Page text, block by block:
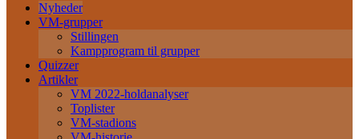
Nyheder
VM-grupper
Stillingen
Kampprogram til grupper
Quizzer
Artikler
VM 2022-holdanalyser
Toplister
VM-stadions